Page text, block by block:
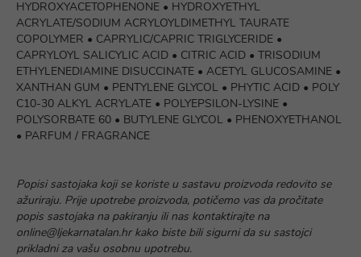
HYDROXYACETOPHENONE • HYDROXYETHYL
ACRYLATE/SODIUM ACRYLOYLDIMETHYL TAURATE
COPOLYMER • CAPRYLIC/CAPRIC TRIGLYCERIDE •
CAPRYLOYL SALICYLIC ACID • CITRIC ACID • TRISODIUM
ETHYLENEDIAMINE DISUCCINATE • ACETYL GLUCOSAMINE •
XANTHAN GUM • PENTYLENE GLYCOL • PHYTIC ACID • POLY
C10-30 ALKYL ACRYLATE • POLYEPSILON-LYSINE •
POLYSORBATE 60 • BUTYLENE GLYCOL • PHENOXYETHANOL
• PARFUM / FRAGRANCE
Popisi sastojaka koji se koriste u sastavu proizvoda redovito se
ažuriraju. Prije upotrebe proizvoda, potičemo vas da pročitate
popis sastojaka na pakiranju ili nas kontaktirajte na
online@ljekarnatalan.hr kako biste bili sigurni da su sastojci
prikladni za vašu osobnu upotrebu.